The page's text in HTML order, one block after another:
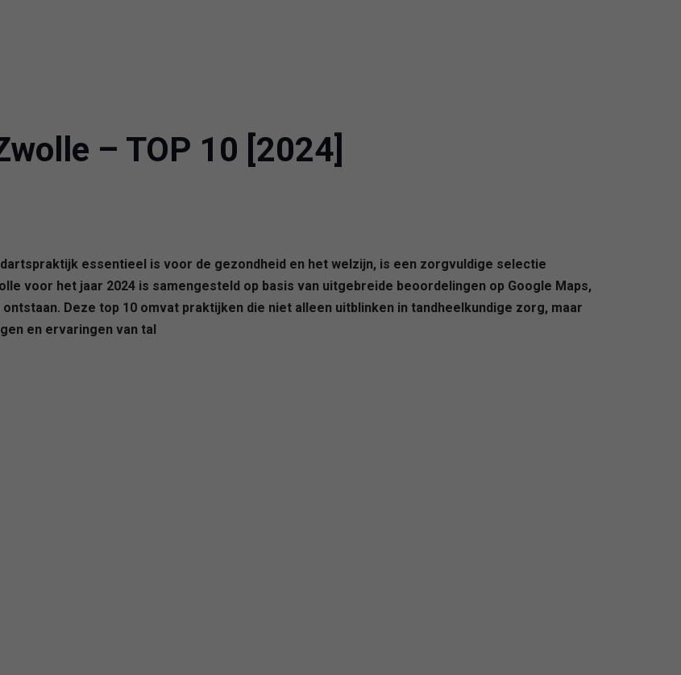
– TOP 10 [2024]
essentieel is voor de gezondheid en het welzijn, is een zorgvuldige selectie
voor het jaar 2024 is samengesteld op basis van uitgebreide beoordelingen op Google Maps,
Deze top 10 omvat praktijken die niet alleen uitblinken in tandheelkundige zorg, maar
en ervaringen van tal